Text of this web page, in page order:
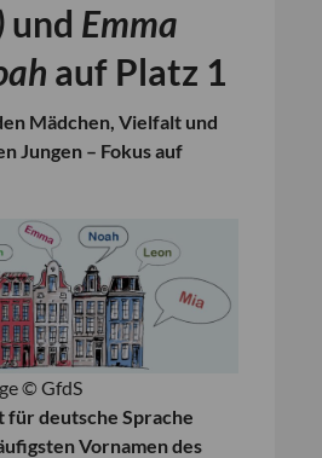
und Emma
auf Platz 1
Mädchen, Vielfalt und
Jungen – Fokus auf
© GfdS
für deutsche Sprache
Vornamen des